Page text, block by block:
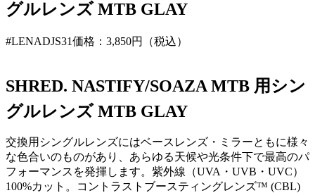
グルレンズ MTB GLAY
#LENADJS31価格：3,850円（税込）
SHRED. NASTIFY/SOAZA MTB 用シン
グルレンズ MTB GLAY
交換用シングルレンズにはベースレンズ・ミラーともに様々
な色合いのものがあり、あらゆる天候や光条件下で最高のパ
フォーマンスを発揮します。紫外線（UVA・UVB・UVC）
100%カット。コントラストブースティングレンズ™ (CBL)